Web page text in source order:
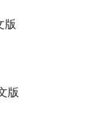
版
版